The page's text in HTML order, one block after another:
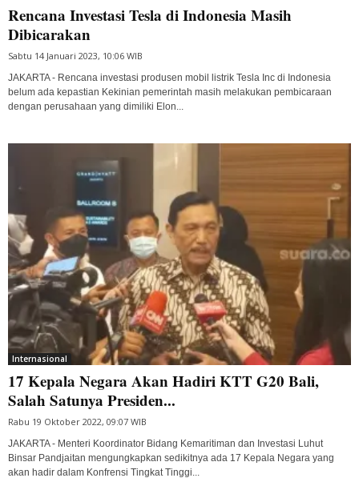
Rencana Investasi Tesla di Indonesia Masih
Dibicarakan
Sabtu 14 Januari 2023, 10:06 WIB
JAKARTA - Rencana investasi produsen mobil listrik Tesla Inc di Indonesia
belum ada kepastian Kekinian pemerintah masih melakukan pembicaraan
dengan perusahaan yang dimiliki Elon...
Internasional
17 Kepala Negara Akan Hadiri KTT G20 Bali,
Salah Satunya Presiden...
Rabu 19 Oktober 2022, 09:07 WIB
JAKARTA - Menteri Koordinator Bidang Kemaritiman dan Investasi Luhut
Binsar Pandjaitan mengungkapkan sedikitnya ada 17 Kepala Negara yang
akan hadir dalam Konfrensi Tingkat Tinggi...